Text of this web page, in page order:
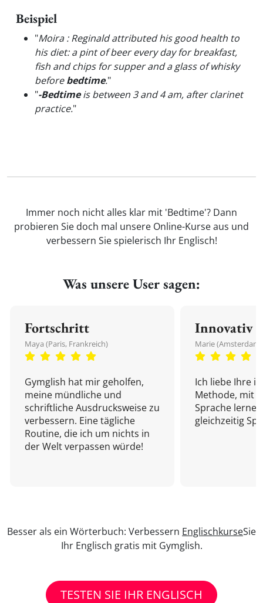
Beispiel
"Moira : Reginald attributed his good health to
his diet: a pint of beer every day for breakfast,
fish and chips for supper and a glass of whisky
beforebedtime."
"-Bedtimeis between 3 and 4 am, after clarinet
practice."
Immer noch nicht alles klar mit 'Bedtime'? Dann
probieren Sie doch mal unsere Online-Kurse aus und
verbessern Sie spielerisch Ihr Englisch!
Was unsere User sagen:
Fortschritt
Maya (Paris, Frankreich)
Gymglish hat mir geholfen,
meine mündliche und
schriftliche Ausdrucksweise zu
verbessern. Eine tägliche
Routine, die ich um nichts in
der Welt verpassen würde!
Innovativ
Marie
Ich liebe Ihre
Methode, mit
Sprache
gleichzeitig
Besser als ein Wörterbuch: Verbessern EnglischkurseSie
Ihr Englisch gratis mit Gymglish.
TESTEN SIE IHR ENGLISCH